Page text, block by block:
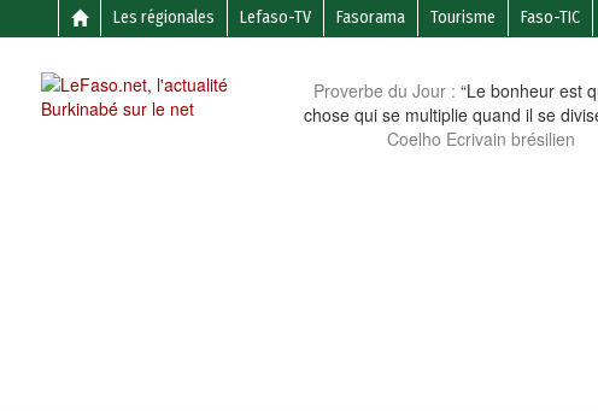
Les régionales Lefaso-TV Fasorama Tourisme Faso-TIC
Proverbe du Jour : “Le bonheur est
chose qui se multiplie quand il se
Coelho Ecrivain brésilien